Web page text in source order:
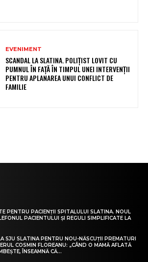
EVENIMENT
SCANDAL LA SLATINA. POLIȚIST LOVIT CU
PUMNUL ÎN FAȚĂ ÎN TIMPUL UNEI INTERVENȚII
PENTRU APLANAREA UNUI CONFLICT DE
FAMILIE
PENTRU PACIENȚII SPITALULUI SLATINA. NOUL
PACIENTULUI ȘI REGULI SIMPLIFICATE LA
SJU SLATINA PENTRU NOU-NĂSCUȚII PREMATURI
COSMIN FLOREANU: „CÂND O MAMĂ AFLATĂ
ÎNSEAMNĂ CĂ...